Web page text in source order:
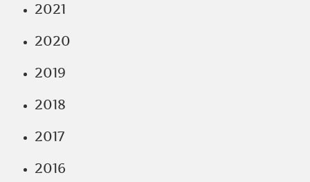
2021
2020
2019
2018
2017
2016